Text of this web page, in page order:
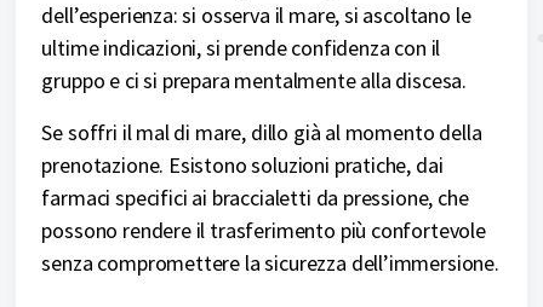
dell’esperienza: si osserva il mare, si ascoltano le
ultime indicazioni, si prende confidenza con il
gruppo e ci si prepara mentalmente alla discesa.
Se soffri il mal di mare, dillo già al momento della
prenotazione. Esistono soluzioni pratiche, dai
farmaci specifici ai braccialetti da pressione, che
possono rendere il trasferimento più confortevole
senza compromettere la sicurezza dell’immersione.